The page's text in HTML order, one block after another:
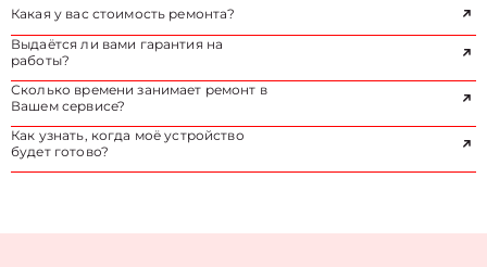
Какая у вас стоимость ремонта?
Выдаётся ли вами гарантия на
работы?
Сколько времени занимает ремонт в
Вашем сервисе?
Как узнать, когда моё устройство
будет готово?